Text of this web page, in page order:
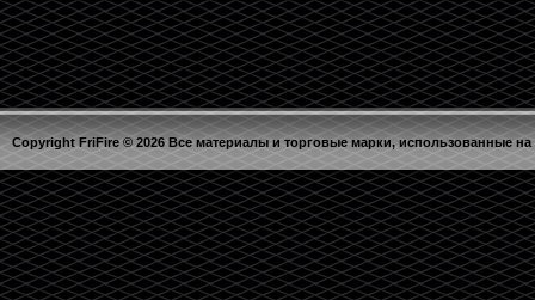
Copyright FriFire © 2026 Все материалы и торговые марки, использованные